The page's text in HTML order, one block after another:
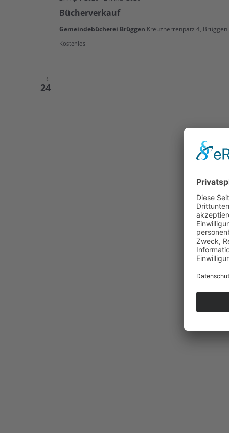
Bücherverkauf
Gemeindebücherei Brüggen Kreuzherrenpatz 4, Brüggen
Kostenlos
FR.
24